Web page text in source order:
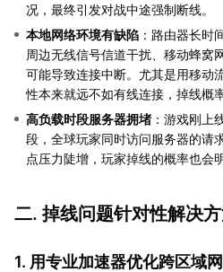
况，最终引发对战中途强制断线。
本地网络环境有缺陷 ：路由器长时
周边无线信号信道干扰、移动蜂窝
可能导致连接中断。尤其是用移动
性本来就远不如有线连接，掉线概
高负载时段服务器拥堵 ：游戏刚上
段，全球玩家同时访问服务器的请
点压力陡增，玩家掉线的概率也会
二. 掉线问题针对性解决
1. 用专业加速器优化跨区域